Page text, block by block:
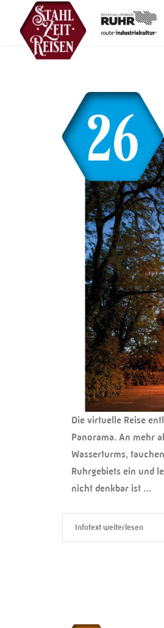
Die virtuelle Reise
Panorama. An mehr
Wasserturms,
Ruhrgebiets ein und
nicht denkbar ist …
Infotext weiterlesen